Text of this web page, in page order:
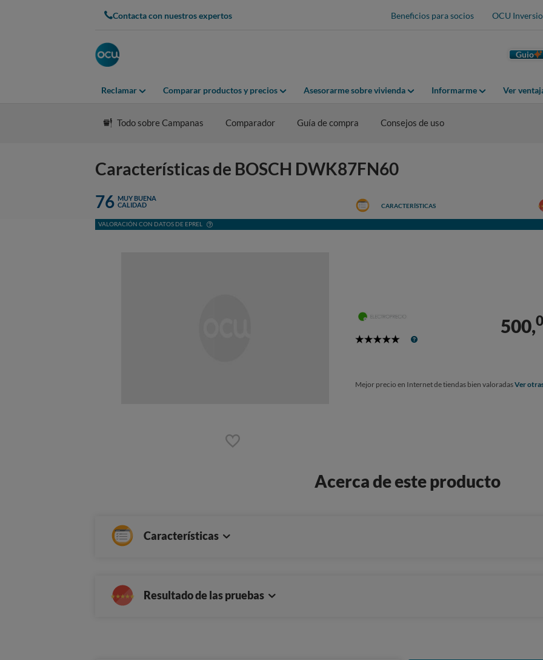
Contacta con nuestros expertos Beneficios para socios OCU
Guio
Reclamar Comparar productos y precios Asesorarme sobre vivienda Informarme Ver
Todo sobre Campanas Comparador Guía de compra Consejos de uso
Características de BOSCH DWK87FN60
76 MUY BUENA
CALIDAD
VALORACIÓN CON DATOS DE EPREL
CARACTERÍSTICAS
5
500,
Mejor precio en Internet de tiendas bien valoradasVer
Acerca de este producto
Características
Resultado de las pruebas